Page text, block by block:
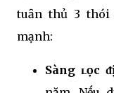
tuȃn thủ 3 thói
mạnh:
Sàng ʟọc